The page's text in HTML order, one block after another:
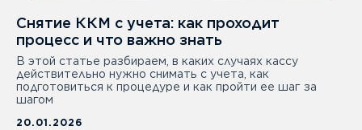
Снятие ККМ с учета: как проходит
процесс и что важно знать
В этой статье разбираем, в каких случаях кассу
действительно нужно снимать с учета, как
подготовиться к процедуре и как пройти ее шаг за
шагом
20.01.2026